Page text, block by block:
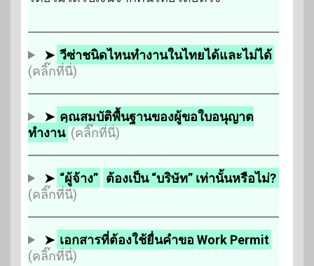
➤ วีซ่าชนิดไหนทำงานในไทยได้และไม่ได้
(คลิ๊กที่นี่)
➤ คุณสมบัติพื้นฐานของผู้ขอใบอนุญาต
ทำงาน (คลิ๊กที่นี่)
➤ “ผู้จ้าง” ต้องเป็น “บริษัท” เท่านั้นหรือไม่?
(คลิ๊กที่นี่)
➤ เอกสารที่ต้องใช้ยื่นคำขอ Work Permit
(คลิ๊กที่นี่)